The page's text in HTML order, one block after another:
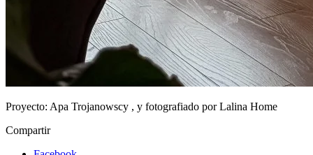
Proyecto: Apa Trojanowscy , y fotografiado por Lalina Home
Compartir